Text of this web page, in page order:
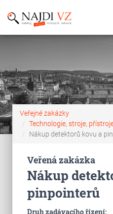
Veřejné zakázky
Technologie, stroje,
Nákup detektorů kovu a
Veřená zakázka
Nákup
pinpointerů
Druh zadávacího řízení: